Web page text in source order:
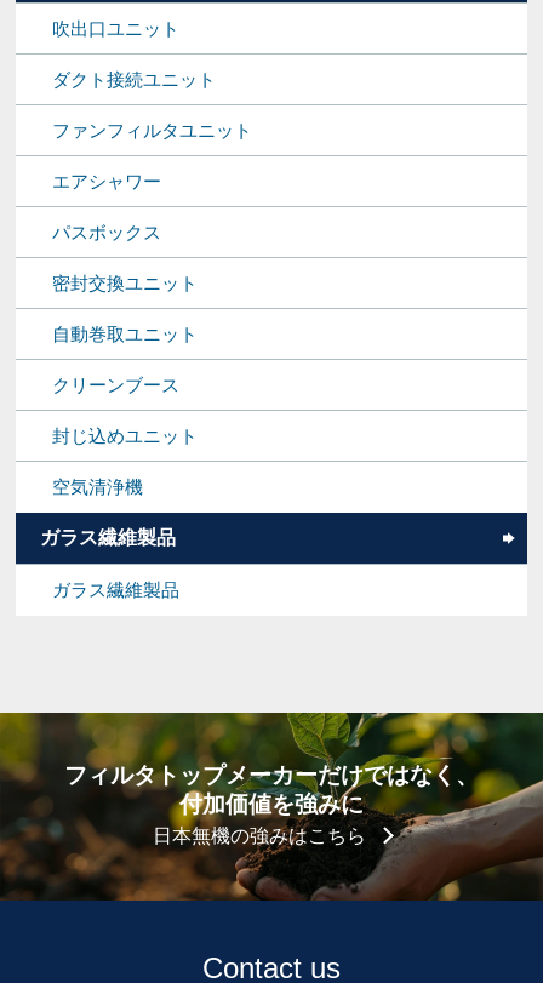
吹出口ユニット
ダクト接続ユニット
ファンフィルタユニット
エアシャワー
パスボックス
密封交換ユニット
自動巻取ユニット
クリーンブース
封じ込めユニット
空気清浄機
ガラス繊維製品
ガラス繊維製品
フィルタトップメーカーだけではなく、
付加価値を強みに
日本無機の強みはこちら
Contact us